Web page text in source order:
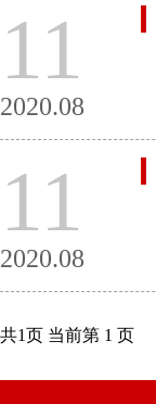
11
2020.08
11
2020.08
共1页 当前第 1 页